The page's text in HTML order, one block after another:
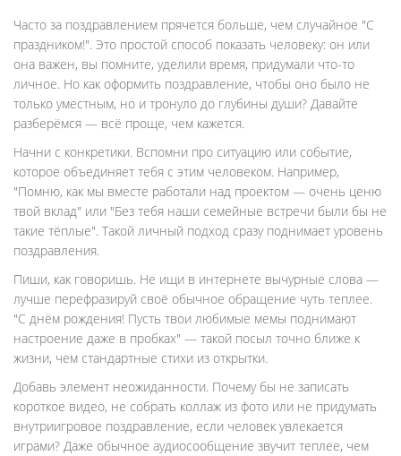
Часто за поздравлением прячется больше, чем случайное "С
праздником!". Это простой способ показать человеку: он или
она важен, вы помните, уделили время, придумали что-то
личное. Но как оформить поздравление, чтобы оно было не
только уместным, но и тронуло до глубины души? Давайте
разберёмся — всё проще, чем кажется.
Начни с конкретики. Вспомни про ситуацию или событие,
которое объединяет тебя с этим человеком. Например,
"Помню, как мы вместе работали над проектом — очень ценю
твой вклад" или "Без тебя наши семейные встречи были бы не
такие тёплые". Такой личный подход сразу поднимает уровень
поздравления.
Пиши, как говоришь. Не ищи в интернете вычурные слова —
лучше перефразируй своё обычное обращение чуть теплее.
"С днём рождения! Пусть твои любимые мемы поднимают
настроение даже в пробках" — такой посыл точно ближе к
жизни, чем стандартные стихи из открытки.
Добавь элемент неожиданности. Почему бы не записать
короткое видео, не собрать коллаж из фото или не придумать
внутриигровое поздравление, если человек увлекается
играми? Даже обычное аудиосообщение звучит теплее, чем